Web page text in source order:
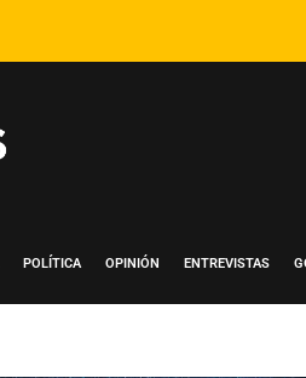
POLÍTICA OPINIÓN ENTREVISTAS